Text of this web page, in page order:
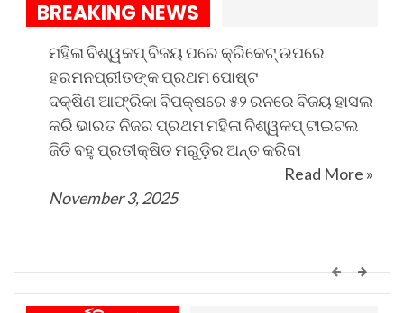
ଦାଖଲ କରିବାକୁ କୁହାଯାଇଛି।
ମମତା ବାନାର୍ଜୀ ଖଣ୍ଡପୀଠକୁ କହିଥିଲେ ଯେ ବଙ୍ଗକୁ
ଅନ୍ୟାୟ ଭାବରେ ଟାର୍ଗେଟ କରାଯାଉଛି ଏବଂ ଲୋକଙ୍କ
ଗଣତାନ୍ତ୍ରିକ ଅଧିକାରକୁ ସୁରକ୍ଷା ଦେବା ପାଇଁ କୋର୍ଟଙ୍କୁ
ହସ୍ତକ୍ଷେପ ପାଇଁ ଅନୁରୋଧ କରିଛନ୍ତି।
BREAKING NEWS
ମହିଳା ବିଶ୍ୱକପ୍ ବିଜୟ ପରେ କ୍ରିକେଟ୍ ଉପରେ
ହରମନପ୍ରୀତଙ୍କ ପ୍ରଥମ ପୋଷ୍ଟ
ଦକ୍ଷିଣ ଆଫ୍ରିକା ବିପକ୍ଷରେ ୫୨ ରନରେ ବିଜୟ ହାସଲ
କରି ଭାରତ ନିଜର ପ୍ରଥମ ମହିଳା ବିଶ୍ୱକପ୍ ଟାଇଟଲ
ଜିତି ବହୁ ପ୍ରତୀକ୍ଷିତ ମରୁଡ଼ିର ଅନ୍ତ କରିବା
Read More »
November 3, 2025
କେମିତି ଚାଲିଛି କଟକ ଐତିହାସିକ ବାଲିଯାତ୍ରା ପ୍ରସ୍ତୁତି
ଗୀତଟି କାନରେ ପଡ଼ିଲେ, ଆଖି ଆଗରେ ନାଚିଯାଏ